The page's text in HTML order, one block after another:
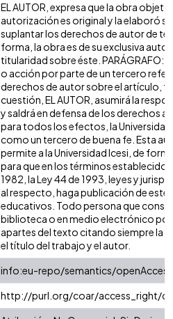
EL AUTOR, expresa que la obra
autorización es original y la elaboró
suplantar los derechos de autor de
forma, la obra es de su exclusiva
titularidad sobre éste. PARÁGRAFO:
o acción por parte de un tercero
derechos de autor sobre el artículo,
cuestión, EL AUTOR, asumirá la
y saldrá en defensa de los derechos
para todos los efectos, la Universidad
como un tercero de buena fe. Esta
permite a la Universidad Icesi, de
para que en los términos establecidos
1982, la Ley 44 de 1993, leyes y
al respecto, haga publicación de este
educativos. Todo persona que
biblioteca o en medio electrónico
apartes del texto citando siempre la
el título del trabajo y el autor.
info:eu-repo/semantics/openAccess
http://purl.org/coar/access_right/